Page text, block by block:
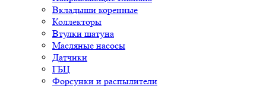
Вкладыши коренные
Коллекторы
Втулки шатуна
Масляные насосы
Датчики
ГБЦ
Форсунки и распылители